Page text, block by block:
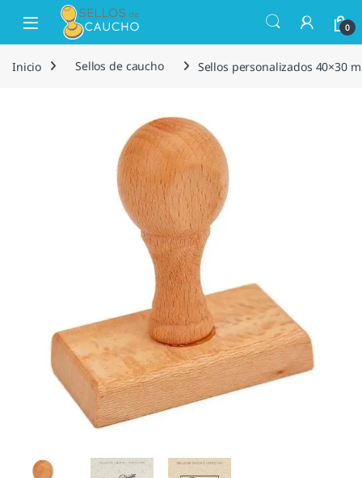
Saltar a la navegación
Saltar al contenido
Open 0
Inicio Sellos de caucho Sellos personalizados 40×30